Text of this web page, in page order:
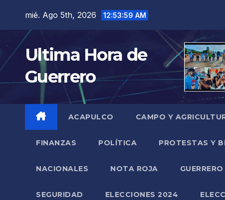
contenido
mié. Ago 5th, 2026 12:54:00 AM
Ultima Hora de
Guerrero
ACAPULCO CAMPO Y
FINANZAS POLÍTICA PROTESTAS Y
NACIONALES NOTA ROJA GUERRERO
SEGURIDAD ELECCIONES 2024